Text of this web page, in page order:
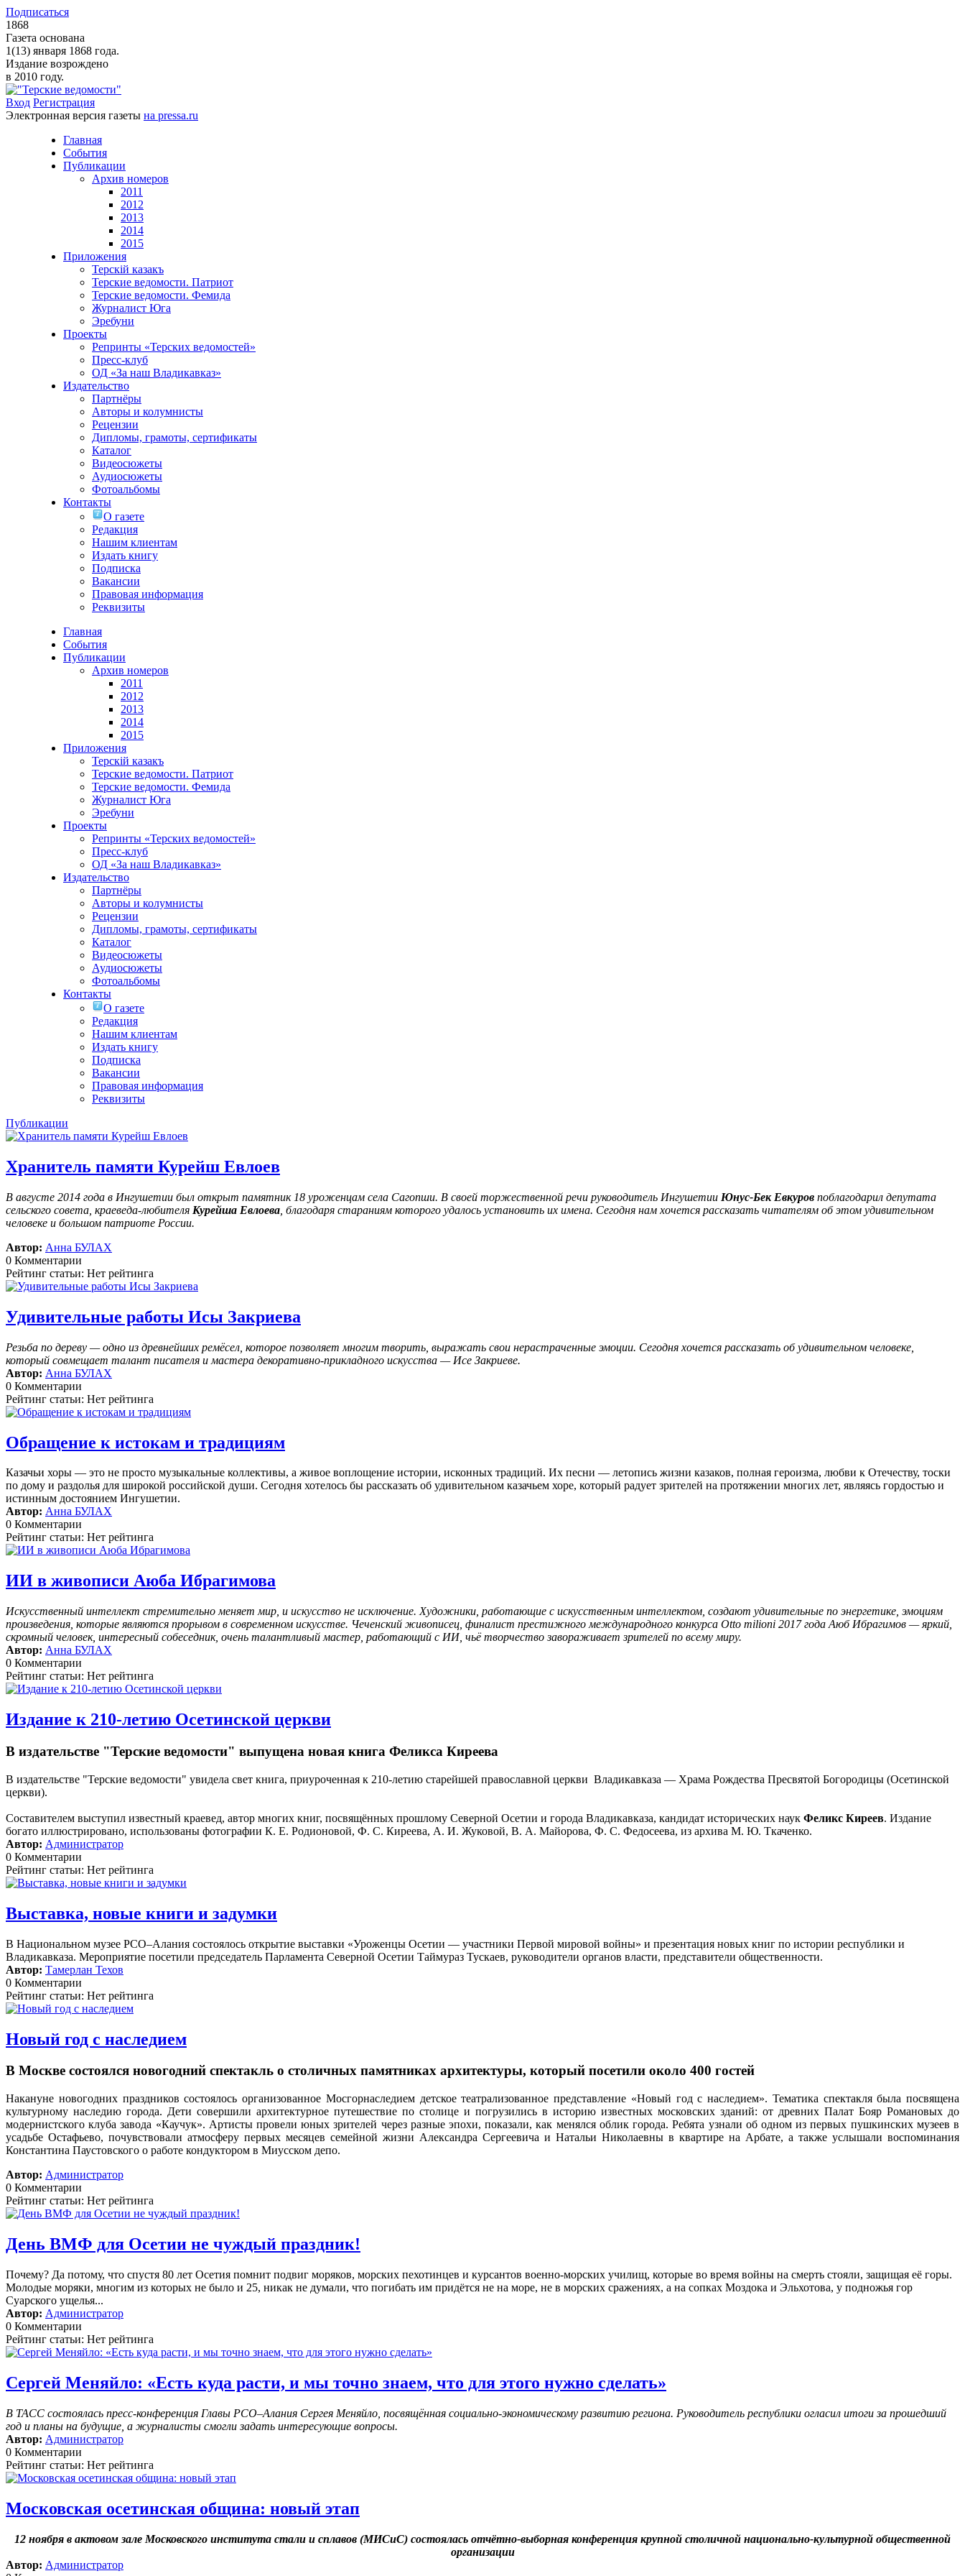
Подписаться
1868
Газета основана
1(13) января 1868 года.
Издание возрождено
в 2010 году.
Вход Регистрация
Электронная версия газеты на pressa.ru
Главная
События
Публикации
Архив номеров
2011
2012
2013
2014
2015
Приложения
Терскiй казакъ
Терские ведомости. Патриот
Терские ведомости. Фемида
Журналист Юга
Эребуни
Проекты
Репринты «Терских ведомостей»
Пресс-клуб
ОД «За наш Владикавказ»
Издательство
Партнёры
Авторы и колумнисты
Рецензии
Дипломы, грамоты, сертификаты
Каталог
Видеосюжеты
Аудиосюжеты
Фотоальбомы
Контакты
О газете
Редакция
Нашим клиентам
Издать книгу
Подписка
Вакансии
Правовая информация
Реквизиты
Главная
События
Публикации
Архив номеров
2011
2012
2013
2014
2015
Приложения
Терскiй казакъ
Терские ведомости. Патриот
Терские ведомости. Фемида
Журналист Юга
Эребуни
Проекты
Репринты «Терских ведомостей»
Пресс-клуб
ОД «За наш Владикавказ»
Издательство
Партнёры
Авторы и колумнисты
Рецензии
Дипломы, грамоты, сертификаты
Каталог
Видеосюжеты
Аудиосюжеты
Фотоальбомы
Контакты
О газете
Редакция
Нашим клиентам
Издать книгу
Подписка
Вакансии
Правовая информация
Реквизиты
Публикации
Хранитель памяти Курейш Евлоев
В августе 2014 года в Ингушетии был открыт памятник 18 уроженцам села Сагопши. В своей торжественной речи руководитель Ингушетии Юнус-Бек Евкуров поблагодарил депутата
сельского совета, краеведа-любителя Курейша Евлоева , благодаря стараниям которого удалось установить их имена. Сегодня нам хочется рассказать читателям об этом удивительном
человеке и большом патриоте России.
Автор: Анна БУЛАХ
0 Комментарии
Рейтинг статьи: Нет рейтинга
Удивительные работы Исы Закриева
Резьба по дереву — одно из древнейших ремёсел, которое позволяет многим творить, выражать свои нерастраченные эмоции. Сегодня хочется рассказать об удивительном человеке,
который совмещает талант писателя и мастера декоративно-прикладного искусства — Исе Закриеве.
Автор: Анна БУЛАХ
0 Комментарии
Рейтинг статьи: Нет рейтинга
Обращение к истокам и традициям
Казачьи хоры — это не просто музыкальные коллективы, а живое воплощение истории, исконных традиций. Их песни — летопись жизни казаков, полная героизма, любви к Отечеству, тоски
по дому и раздолья для широкой российской души. Сегодня хотелось бы рассказать об удивительном казачьем хоре, который радует зрителей на протяжении многих лет, являясь гордостью и
истинным достоянием Ингушетии.
Автор: Анна БУЛАХ
0 Комментарии
Рейтинг статьи: Нет рейтинга
ИИ в живописи Аюба Ибрагимова
Искусственный интеллект стремительно меняет мир, и искусство не исключение. Художники, работающие с искусственным интеллектом, создают удивительные по энергетике, эмоциям
произведения, которые являются прорывом в современном искусстве. Чеченский живописец, финалист престижного международного конкурса Otto milioni 2017 года Аюб Ибрагимов — яркий,
скромный человек, интересный собеседник, очень талантливый мастер, работающий с ИИ, чьё творчество завораживает зрителей по всему миру.
Автор: Анна БУЛАХ
0 Комментарии
Рейтинг статьи: Нет рейтинга
Издание к 210-летию Осетинской церкви
В издательстве "Терские ведомости" выпущена новая книга Феликса Киреева
В издательстве "Терские ведомости" увидела свет книга, приуроченная к 210-летию старейшей православной церкви Владикавказа — Храма Рождества Пресвятой Богородицы (Осетинской
церкви).
Составителем выступил известный краевед, автор многих книг, посвящённых прошлому Северной Осетии и города Владикавказа, кандидат исторических наук Феликс Киреев. Издание
богато иллюстрировано, использованы фотографии К. Е. Родионовой, Ф. С. Киреева, А. И. Жуковой, В. А. Майорова, Ф. С. Федосеева, из архива М. Ю. Ткаченко.
Автор: Администратор
0 Комментарии
Рейтинг статьи: Нет рейтинга
Выставка, новые книги и задумки
В Национальном музее РСО–Алания состоялось открытие выставки «Уроженцы Осетии — участники Первой мировой войны» и презентация новых книг по истории республики и
Владикавказа. Мероприятие посетили председатель Парламента Северной Осетии Таймураз Тускаев, руководители органов власти, представители общественности.
Автор: Тамерлан Техов
0 Комментарии
Рейтинг статьи: Нет рейтинга
Новый год с наследием
В Москве состоялся новогодний спектакль о столичных памятниках архитектуры, который посетили около 400 гостей
Накануне новогодних праздников состоялось организованное Мосгорнаследием детское театрализованное представление «Новый год с наследием». Тематика спектакля была посвящена
культурному наследию города. Дети совершили архитектурное путешествие по столице и погрузились в историю известных московских зданий: от древних Палат Бояр Романовых до
модернистского клуба завода «Каучук». Артисты провели юных зрителей через разные эпохи, показали, как менялся облик города. Ребята узнали об одном из первых пушкинских музеев в
усадьбе Остафьево, почувствовали атмосферу первых месяцев семейной жизни Александра Сергеевича и Натальи Николаевны в квартире на Арбате, а также услышали воспоминания
Константина Паустовского о работе кондуктором в Миусском депо.
Автор: Администратор
0 Комментарии
Рейтинг статьи: Нет рейтинга
День ВМФ для Осетии не чуждый праздник!
Почему? Да потому, что спустя 80 лет Осетия помнит подвиг моряков, морских пехотинцев и курсантов военно-морских училищ, которые во время войны на смерть стояли, защищая её горы.
Молодые моряки, многим из которых не было и 25, никак не думали, что погибать им придётся не на море, не в морских сражениях, а на сопках Моздока и Эльхотова, у подножья гор
Суарского ущелья...
Автор: Администратор
0 Комментарии
Рейтинг статьи: Нет рейтинга
Сергей Меняйло: «Есть куда расти, и мы точно знаем, что для этого нужно сделать»
В ТАСС состоялась пресс-конференция Главы РСО–Алания Сергея Меняйло, посвящённая социально-экономическому развитию региона. Руководитель республики огласил итоги за прошедший
год и планы на будущие, а журналисты смогли задать интересующие вопросы.
Автор: Администратор
0 Комментарии
Рейтинг статьи: Нет рейтинга
Московская осетинская община: новый этап
12 ноября в актовом зале Московского института стали и сплавов (МИСиС) состоялась отчётно-выборная конференция крупной столичной национально-культурной общественной
организации
Автор: Администратор